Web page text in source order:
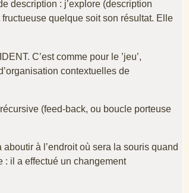
description : j’explore (description
quelque soit son résultat. Elle
C’est comme pour le ’jeu’,
contextuelles de
(feed-back, ou boucle porteuse
à l’endroit où sera la souris quand
: il a effectué un changement